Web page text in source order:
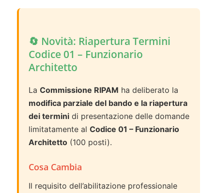
🔄 Novità: Riapertura Termini
Codice 01 – Funzionario
Architetto
La Commissione RIPAM ha deliberato la
modifica parziale del bando e la riapertura
dei termini di presentazione delle domande
limitatamente al Codice 01 – Funzionario
Architetto (100 posti).
Cosa Cambia
Il requisito dell’abilitazione professionale